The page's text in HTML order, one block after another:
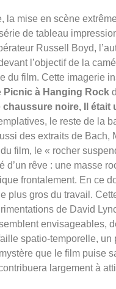
la mise en scène
de tableau
Russell Boyd,
l’objectif de la
du film. Cette imagerie
Picnic à Hanging Rock
chaussure noire, Il était
le reste de la
des extraits de Bach,
film, le « rocher
d’un rêve : une masse
frontalement. En ce
plus gros du travail.
de David
envisageables,
spatio-temporelle,
que le film puise
largement à